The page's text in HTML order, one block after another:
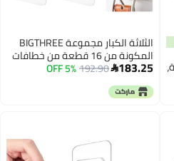
الثلاثة الكبار مجموعة BIGTHREE
المكونة من 16 قطعة من خطافات
الستائر اللاصقة بدون حفر، حوامل
قضبان ستائر قوية للالتصاق للنوافذ
والمناشف والملابس، تثبيت على
183.25
192.90
5% OFF